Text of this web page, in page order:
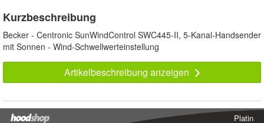
Kurzbeschreibung
Becker - Centronic SunWindControl SWC445-II, 5-Kanal-Handsender
mit Sonnen - Wind-Schwellwerteinstellung
Artikelbeschreibung anzeigen
Platin